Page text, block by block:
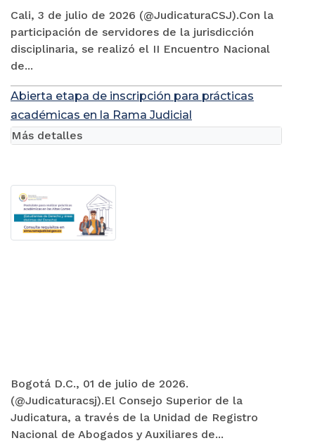
Cali, 3 de julio de 2026 (@JudicaturaCSJ).Con la
participación de servidores de la jurisdicción
disciplinaria, se realizó el II Encuentro Nacional
de...
Abierta etapa de inscripción para prácticas
académicas en la Rama Judicial
Bogotá D.C., 01 de julio de 2026.
(@Judicaturacsj).El Consejo Superior de la
Judicatura, a través de la Unidad de Registro
Nacional de Abogados y Auxiliares de...
Más detalles